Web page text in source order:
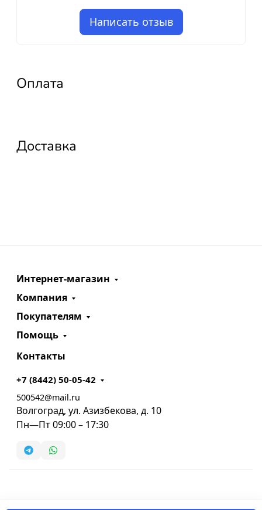
Написать отзыв
Оплата
Доставка
Интернет-магазин
Компания
Покупателям
Помощь
Контакты
+7 (8442) 50-05-42
500542@mail.ru
Волгоград, ул. Азизбекова, д. 10
Пн—Пт 09:00 – 17:30